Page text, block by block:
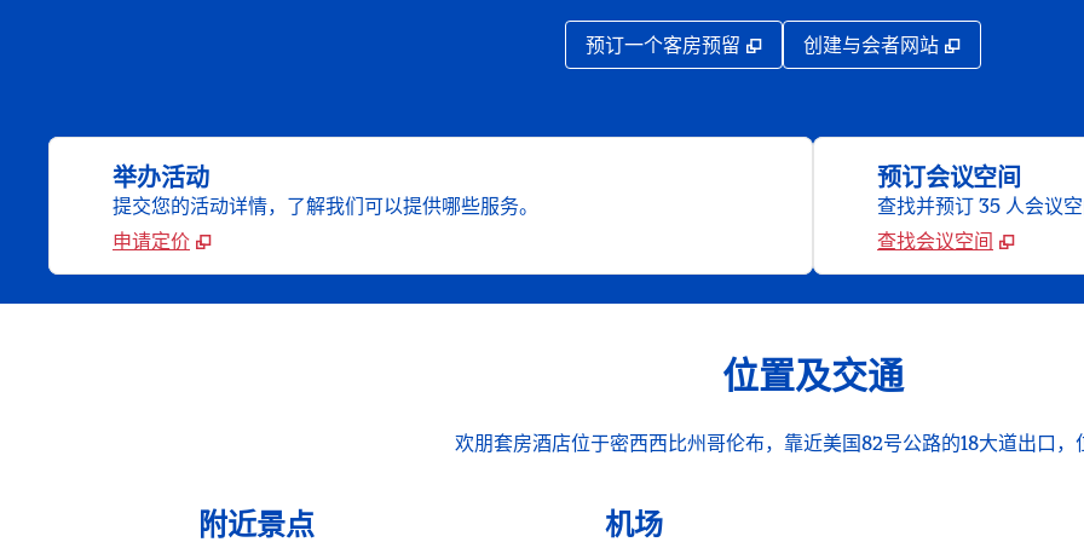
预订一个客房预留 , 打开新选项卡
创建与会者网站 ,
举办活动
提交您的活动详情，了解我们可以提供哪些服务。
申请定价
预订会议空间
查找并预订 35 人会议空
查找会议空间
位置及交通
欢朋套房酒店位于密西西比州哥伦布，靠近美国82号公路的18大道出口，
附近景点 机场